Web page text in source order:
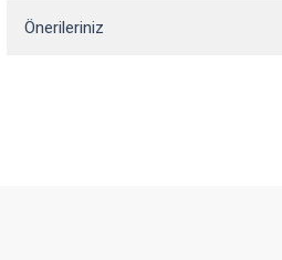
Önerileriniz